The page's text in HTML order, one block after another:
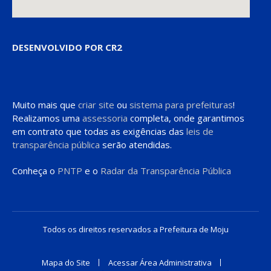
DESENVOLVIDO POR CR2
Muito mais que criar site ou sistema para prefeituras!
Realizamos uma assessoria completa, onde garantimos
em contrato que todas as exigências das leis de
transparência pública serão atendidas.
Conheça o PNTP e o Radar da Transparência Pública
Todos os direitos reservados a Prefeitura de Moju
Mapa do Site
Acessar Área Administrativa